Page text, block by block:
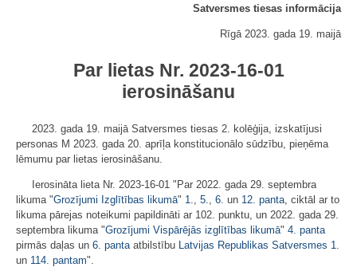
Satversmes tiesas informācija
Rīgā 2023. gada 19. maijā
Par lietas Nr. 2023-16-01
ierosināšanu
2023. gada 19. maijā Satversmes tiesas 2. kolēģija, izskatījusi
personas M 2023. gada 20. aprīļa konstitucionālo sūdzību, pieņēma
lēmumu par lietas ierosināšanu.
Ierosināta lieta Nr. 2023-16-01 "Par 2022. gada 29. septembra
likuma "Grozījumi Izglītības likumā" 1., 5., 6. un 12. panta, ciktāl ar to
likuma pārejas noteikumi papildināti ar 102. punktu, un 2022. gada 29.
septembra likuma "Grozījumi Vispārējās izglītības likumā" 4. panta
pirmās daļas un 6. pantaatbilstību Latvijas Republikas Satversmes 1.
un 114. pantam".